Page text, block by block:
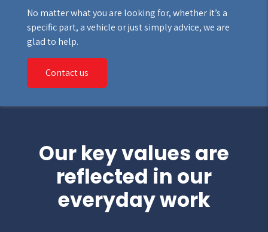
No matter what you are looking for, whether it’s a
specific part, a vehicle or just simply advice, we are
glad to help.
Contact us
Our key values are
reflected in our
everyday work